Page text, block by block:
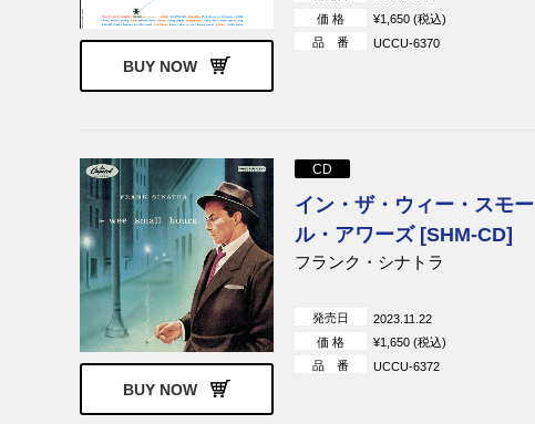
BUY NOW
価 格
¥1,650 (税込)
品 番
UCCU-6370
BUY NOW
CD
イン・ザ・ウィー・スモー
ル・アワーズ [SHM-CD]
フランク・シナトラ
発売日
2023.11.22
価 格
¥1,650 (税込)
品 番
UCCU-6372